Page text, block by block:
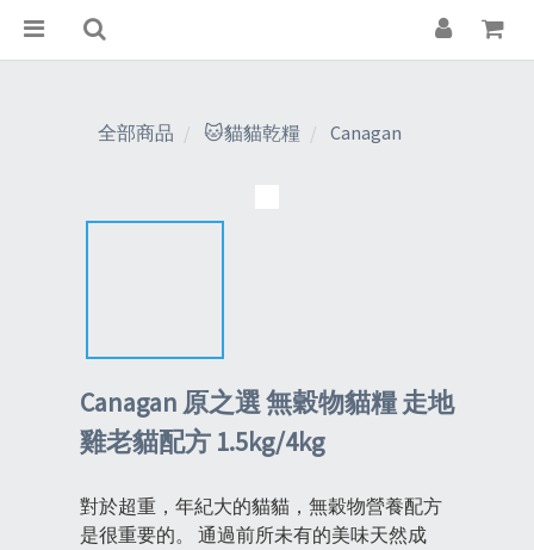
全部商品 🐱貓貓乾糧 Canagan
Canagan 原之選 無穀物貓糧 走地
雞老貓配方 1.5kg/4kg
對於超重，年紀大的貓貓，無穀物營養配方
是很重要的。 通過前所未有的美味天然成